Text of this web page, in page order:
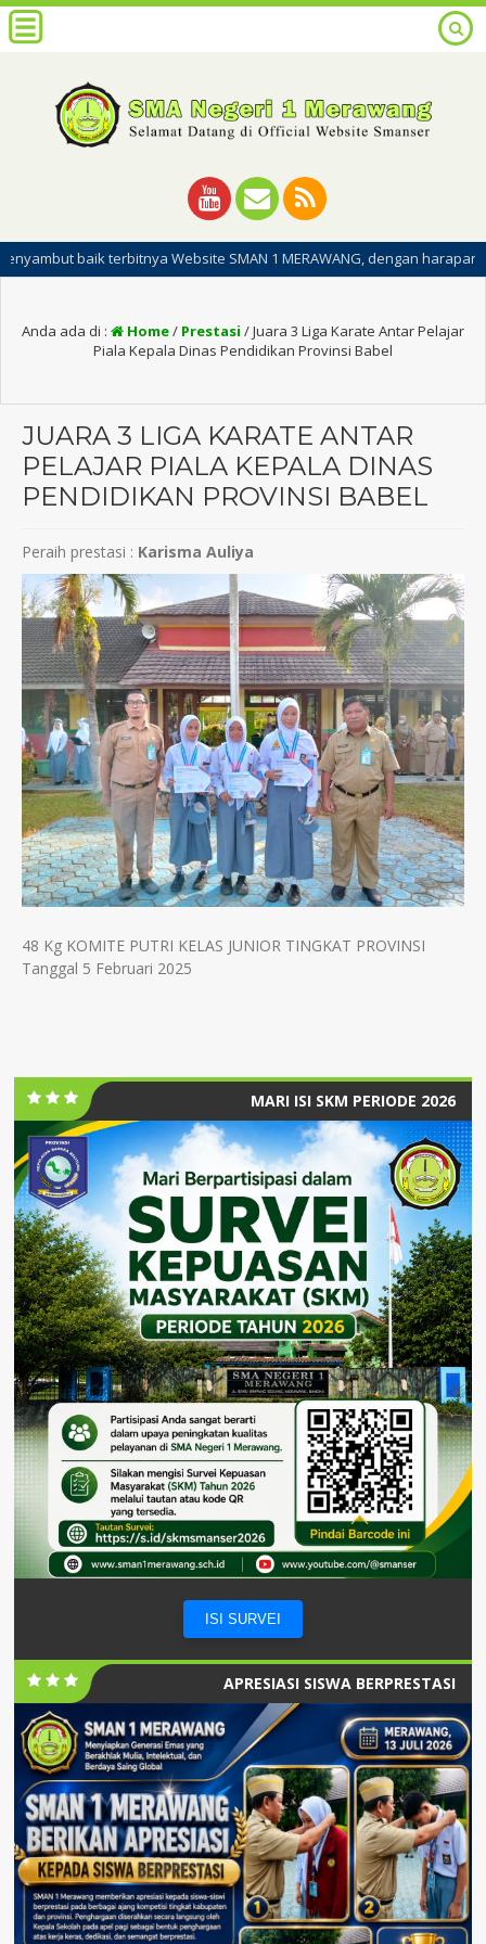
baik terbitnya Website SMAN 1 MERAWANG, dengan harapan
Anda ada di : Home/ Prestasi /Juara 3 Liga Karate Antar Pelajar
Piala Kepala Dinas Pendidikan Provinsi Babel
JUARA 3 LIGA KARATE ANTAR
PELAJAR PIALA KEPALA DINAS
PENDIDIKAN PROVINSI BABEL
Peraih prestasi : Karisma Auliya
48 Kg KOMITE PUTRI KELAS JUNIOR TINGKAT PROVINSI
Tanggal 5 Februari 2025
MARI ISI SKM PERIODE 2026
ISI SURVEI
APRESIASI SISWA BERPRESTASI